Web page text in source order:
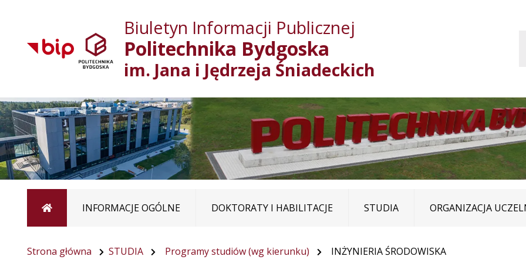
głównego menu
Przejdź do treści
Przejdź do mapy
Biuletyn Informacji Publicznej
Politechnika Bydgoska
im. Jana i Jędrzeja Śniadeckich
Strona głównaINFORMACJE OGÓLNE DOKTORATY I HABILITACJE STUDIA ORGANIZACJA
Strona główna STUDIA Programy studiów (wg kierunku) INŻYNIERIA ŚRODOWISKA